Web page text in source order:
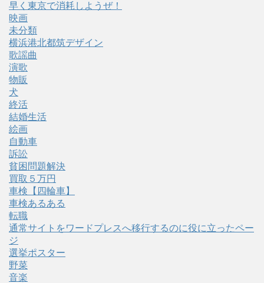
早く東京で消耗しようぜ！
映画
未分類
横浜港北都筑デザイン
歌謡曲
演歌
物販
犬
終活
結婚生活
絵画
自動車
訴訟
貧困問題解決
買取５万円
車検【四輪車】
車検あるある
転職
通常サイトをワードプレスへ移行するのに役に立ったペー
ジ
選挙ポスター
野菜
音楽